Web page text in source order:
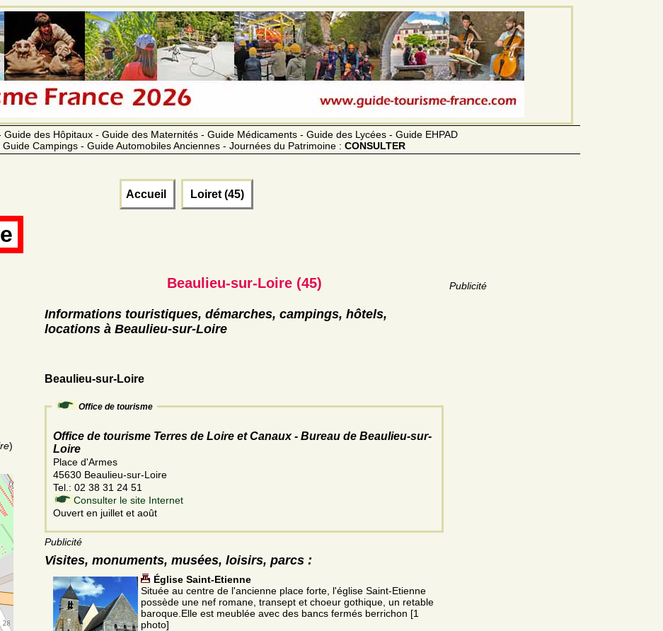
des Hôpitaux - Guide des Maternités - Guide Médicaments - Guide des Lycées - Guide EHPAD
Campings - Guide Automobiles Anciennes - Journées du Patrimoine : CONSULTER
Accueil Loiret (45)
)
Publicité
Beaulieu-sur-Loire (45)
Informations touristiques, démarches, campings, hôtels,
locations à Beaulieu-sur-Loire
Beaulieu-sur-Loire
Office de tourisme
Office de tourisme Terres de Loire et Canaux - Bureau de Beaulieu-sur-
Loire
Place d'Armes
45630 Beaulieu-sur-Loire
Tel.: 02 38 31 24 51
Consulter le site Internet
Ouvert en juillet et août
Publicité
Visites, monuments, musées, loisirs, parcs :
Église Saint-Etienne
Située au centre de l'ancienne place forte, l'église Saint-Etienne
possède une nef romane, transept et choeur gothique, un retable
baroque.Elle est meublée avec des bancs fermés berrichon [1
photo]